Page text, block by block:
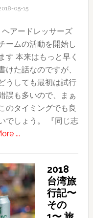
05-15
ヘアードレッサーズ
ームの活動を開始し
ます 本来はもっと早く
けた話なのですが、
うしても最初は試行
誤も多いので、まぁ
のタイミングでも良
でしょう。 『同じ志
...about
動
“Do
more!!!
Hairdressers.”
2018
台湾旅
行記〜
その